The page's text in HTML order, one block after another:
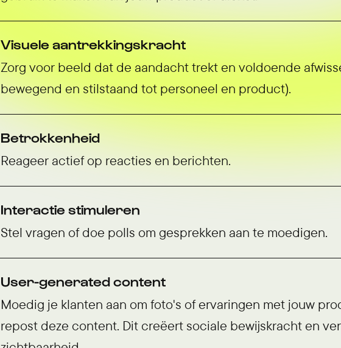
Visuele aantrekkingskracht
Zorg voor beeld dat de aandacht trekt en voldoende
bewegend en stilstaand tot personeel en product).
Betrokkenheid
Reageer actief op reacties en berichten.
Interactie stimuleren
Stel vragen of doe polls om gesprekken aan te moedigen.
User-generated content
Moedig je klanten aan om foto's of ervaringen met jouw
repost deze content. Dit creëert sociale bewijskracht en